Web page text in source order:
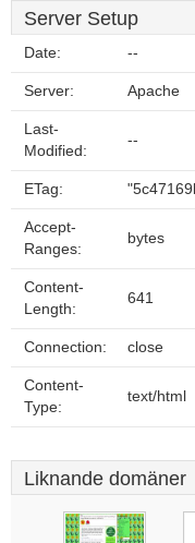
Server Setup
Date: --
Server: Apache
Last-
Modified:
--
ETag:
Accept-
Ranges:
bytes
Content-
Length:
641
Connection: close
Content-
Type:
text/html
Liknande domäner